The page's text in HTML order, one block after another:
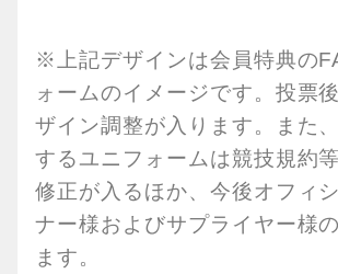
※上記デザインは会員特典の
ォームのイメージです。投票
ザイン調整が入ります。また
するユニフォームは競技規約
修正が入るほか、今後オフィ
ナー様およびサプライヤー様
ます。